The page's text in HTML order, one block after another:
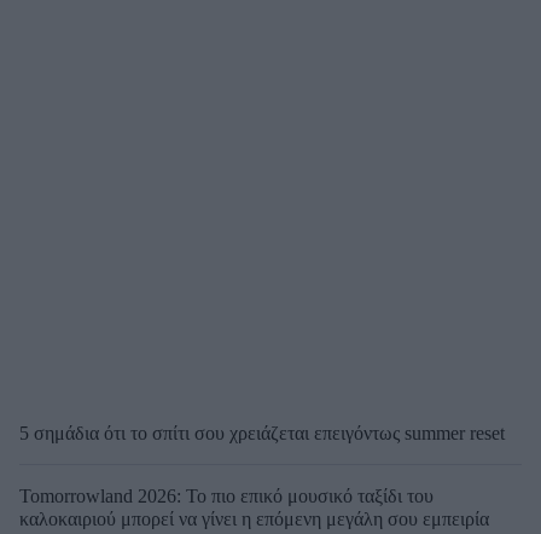
5 σημάδια ότι το σπίτι σου χρειάζεται επειγόντως summer reset
Tomorrowland 2026: Το πιο επικό μουσικό ταξίδι του
καλοκαιριού μπορεί να γίνει η επόμενη μεγάλη σου εμπειρία